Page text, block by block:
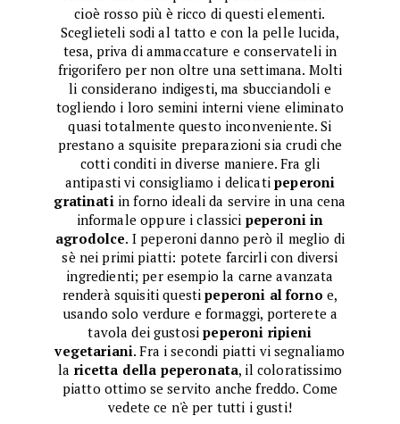
cioè rosso più è ricco di questi elementi.
Sceglieteli sodi al tatto e con la pelle lucida,
tesa, priva di ammaccature e conservateli in
frigorifero per non oltre una settimana. Molti
li considerano indigesti, ma sbucciandoli e
togliendo i loro semini interni viene eliminato
quasi totalmente questo inconveniente. Si
prestano a squisite preparazioni sia crudi che
cotti conditi in diverse maniere. Fra gli
antipasti vi consigliamo i delicatipeperoni
gratinatiin forno ideali da servire in una cena
informale oppure i classici peperoni in
agrodolce. I peperoni danno però il meglio di
sè nei primi piatti: potete farcirli con diversi
ingredienti; per esempio la carne avanzata
renderà squisiti questipeperoni al forno e,
usando solo verdure e formaggi, porterete a
tavola dei gustosipeperoni ripieni
vegetariani. Fra i secondi piatti vi segnaliamo
la ricetta della peperonata, il coloratissimo
piatto ottimo se servito anche freddo. Come
vedete ce n'è per tutti i gusti!